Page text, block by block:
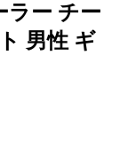
ラー チー
男性 ギ